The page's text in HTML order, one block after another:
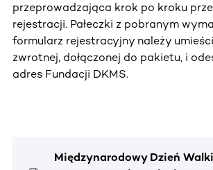
przeprowadzająca krok po kroku
rejestracji. Pałeczki z pobranym
formularz rejestracyjny należy
zwrotnej, dołączonej do pakietu, i
adres Fundacji DKMS.
Międzynarodowy Dzień